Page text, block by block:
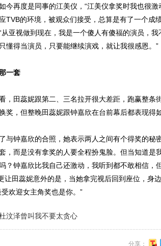
再度是同事的江美仪，“江美仪拿奖时我也很激
TVB的环境，被观众们接受，总算是有了一个成
亚视做到现在，我是一个傻人有傻福的演员，我
懂得当演员，只要能继续演戏，就让我很感恩。”
一套
田蕊妮跟第二、三名拉开很大差距，跑赢整条
奖，但整晚田蕊妮跟钟嘉欣在台前幕后都表现得
钟嘉欣的合照，她表示两人之间有个得奖的秘
，而是没有拿奖的人要全程扮鬼脸。但当知道是
？钟嘉欣比我自己还激动，我听到都不敢相信，
让田蕊妮意外的是，当她拿完视后回到座位，身
欢迎女主角奖也是你。”
汶泽曾叫我不要太贪心
分享：